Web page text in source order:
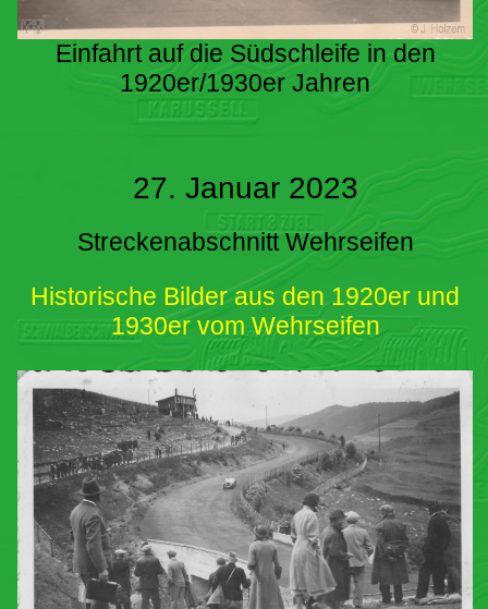
Einfahrt auf die Südschleife in den
1920er/1930er Jahren
27. Januar 2023
Streckenabschnitt Wehrseifen
Historische Bilder aus den 1920er und
1930er vom Wehrseifen